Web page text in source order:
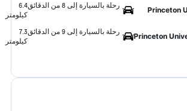
Princeton
رحلة بالسيارة إلى 8 من الدقائق
6.4
كيلومتر
Princeton
رحلة بالسيارة إلى 9 من الدقائق
7.3
كيلومتر